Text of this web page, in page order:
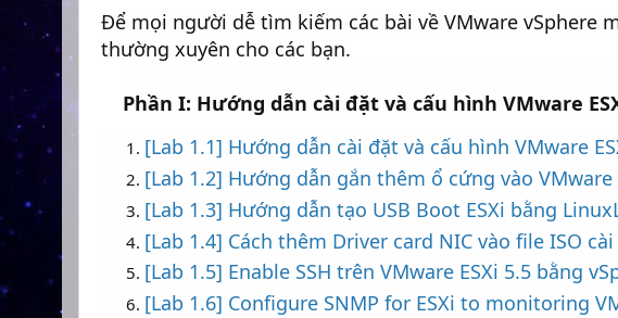
Để mọi người dễ tìm kiếm các bài về VMware vSphere
thường xuyên cho các bạn.
Phần I: Hướng dẫn cài đặt và cấu hình VMware
[Lab 1.1] Hướng dẫn cài đặt và cấu hình VMware
[Lab 1.2] Hướng dẫn gắn thêm ổ cứng vào VMware
[Lab 1.3] Hướng dẫn tạo USB Boot ESXi bằng
[Lab 1.4] Cách thêm Driver card NIC vào file ISO cài
[Lab 1.5] Enable SSH trên VMware ESXi 5.5 bằng
[Lab 1.6] Configure SNMP for ESXi to monitoring